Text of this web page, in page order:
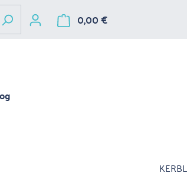
0,00 €Warenkorb
KERBL